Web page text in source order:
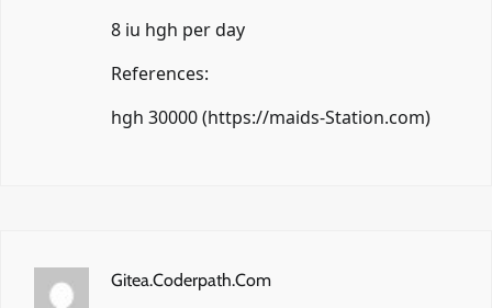
8 iu hgh per day
References:
hgh 30000 (https://maids-Station.com)
Gitea.Coderpath.Com